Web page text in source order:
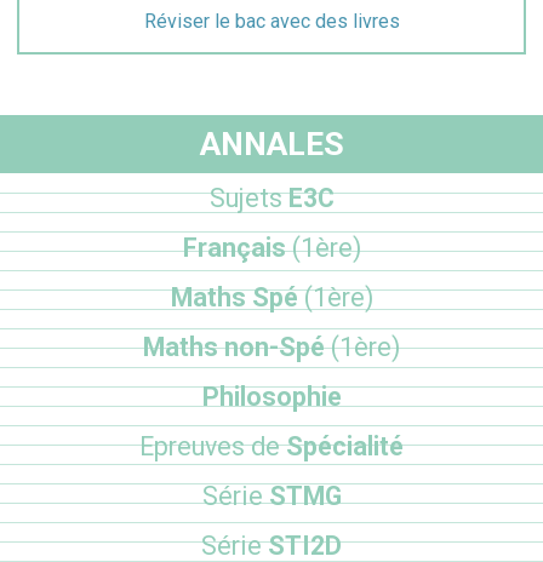
Réviser le bac avec des livres
ANNALES
SujetsE3C
Français(1ère)
Maths Spé(1ère)
Maths non-Spé(1ère)
Philosophie
Epreuves deSpécialité
SérieSTMG
SérieSTI2D